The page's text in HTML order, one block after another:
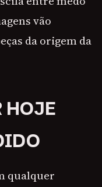
vão
da origem da
HOJE
qualquer